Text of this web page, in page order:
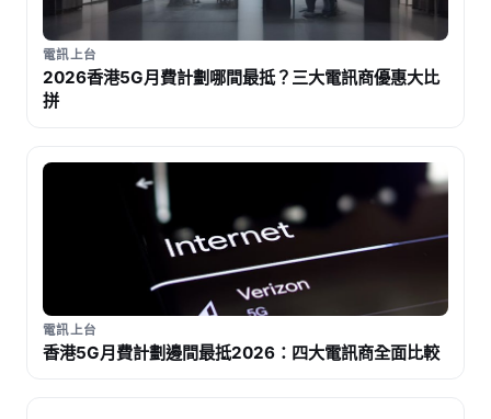
電訊上台
2026香港5G月費計劃哪間最抵？三大電訊商優惠大比
拼
電訊上台
香港5G月費計劃邊間最抵2026：四大電訊商全面比較